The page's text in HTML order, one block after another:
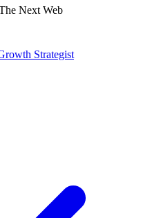
Next Web
Strategist